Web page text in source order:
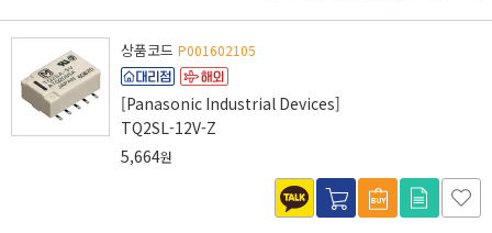
상품코드 P001602105
[Panasonic Industrial Devices]
TQ2SL-12V-Z
5,664원